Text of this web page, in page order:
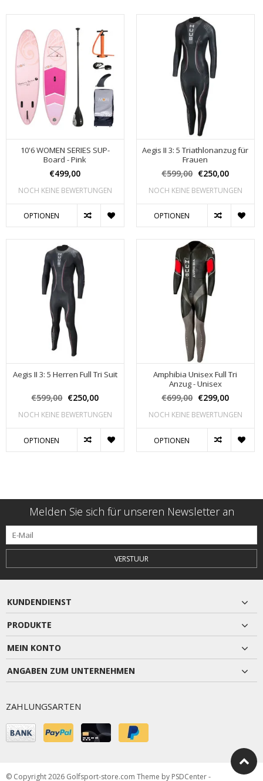
10'6 WOMEN SERIES SUP-
Board - Pink
€499,00
NOCH KEINE BEWERTUNGEN
OPTIONEN
Aegis II 3: 5 Triathlonanzug für
Frauen
€599,00 €250,00
NOCH KEINE BEWERTUNGEN
OPTIONEN
Aegis II 3: 5 Herren Full Tri Suit
€599,00 €250,00
NOCH KEINE BEWERTUNGEN
OPTIONEN
Amphibia Unisex Full Tri
Anzug - Unisex
€699,00 €299,00
NOCH KEINE BEWERTUNGEN
OPTIONEN
Melden Sie sich für unseren Newsletter an
VERSTUUR
KUNDENDIENST
PRODUKTE
MEIN KONTO
ANGABEN ZUM UNTERNEHMEN
ZAHLUNGSARTEN
© Copyright 2026 Golfsport-store.com Theme by PSDCenter-